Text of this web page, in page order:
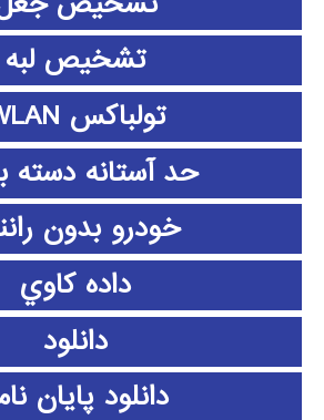
تشخیص لبه
تولباکس WLAN
حد آستانه دسته
خودرو بدون
داده كاوي
دانلود
دانلود پايان